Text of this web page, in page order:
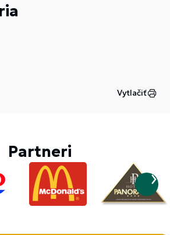
Vytlačiť
Partneri